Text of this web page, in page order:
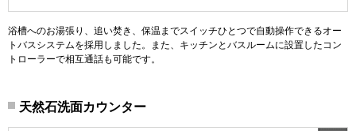
浴槽へのお湯張り、追い焚き、保温までスイッチひとつで自動操作できるオー
トバスシステムを採用しました。また、キッチンとバスルームに設置したコン
トローラーで相互通話も可能です。
天然石洗面カウンター